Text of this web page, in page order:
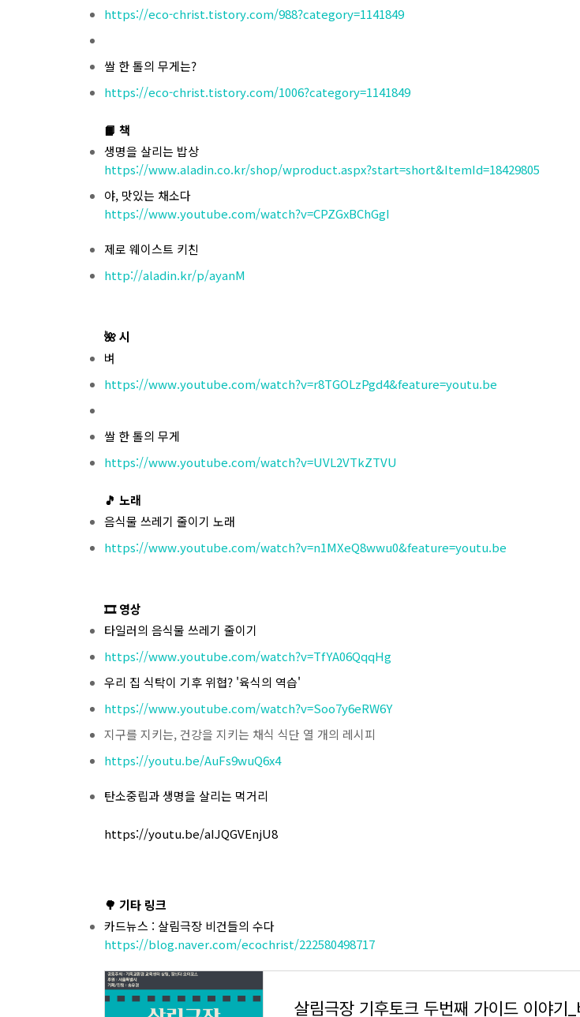
https://eco-christ.tistory.com/988?category=1141849
쌀 한 톨의 무게는?
https://eco-christ.tistory.com/1006?category=1141849
📙 책
생명을 살리는 밥상
https://www.aladin.co.kr/shop/wproduct.aspx?start=short&ItemId=18429805
야, 맛있는 채소다
https://www.youtube.com/watch?v=CPZGxBChGgI
제로 웨이스트 키친
http://aladin.kr/p/ayanM
🌺 시
벼
https://www.youtube.com/watch?v=r8TGOLzPgd4&feature=youtu.be
쌀 한 톨의 무게
https://www.youtube.com/watch?v=UVL2VTkZTVU
🎵 노래
음식물 쓰레기 줄이기 노래
https://www.youtube.com/watch?v=n1MXeQ8wwu0&feature=youtu.be
🎞 영상
타일러의 음식물 쓰레기 줄이기
https://www.youtube.com/watch?v=TfYA06QqqHg
우리 집 식탁이 기후 위협? '육식의 역습'
https://www.youtube.com/watch?v=Soo7y6eRW6Y
지구를 지키는, 건강을 지키는 채식 식단 열 개의 레시피
https://youtu.be/AuFs9wuQ6x4
탄소중립과 생명을 살리는 먹거리
https://youtu.be/aIJQGVEnjU8
🌳 기타 링크
카드뉴스 : 살림극장 비건들의 수다
https://blog.naver.com/ecochrist/222580498717